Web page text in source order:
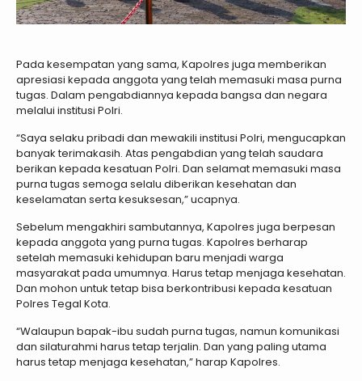
Pada kesempatan yang sama, Kapolres juga memberikan
apresiasi kepada anggota yang telah memasuki masa purna
tugas. Dalam pengabdiannya kepada bangsa dan negara
melalui institusi Polri.
“Saya selaku pribadi dan mewakili institusi Polri, mengucapkan
banyak terimakasih. Atas pengabdian yang telah saudara
berikan kepada kesatuan Polri. Dan selamat memasuki masa
purna tugas semoga selalu diberikan kesehatan dan
keselamatan serta kesuksesan,” ucapnya.
Sebelum mengakhiri sambutannya, Kapolres juga berpesan
kepada anggota yang purna tugas. Kapolres berharap
setelah memasuki kehidupan baru menjadi warga
masyarakat pada umumnya. Harus tetap menjaga kesehatan.
Dan mohon untuk tetap bisa berkontribusi kepada kesatuan
Polres Tegal Kota.
“Walaupun bapak-ibu sudah purna tugas, namun komunikasi
dan silaturahmi harus tetap terjalin. Dan yang paling utama
harus tetap menjaga kesehatan,” harap Kapolres.